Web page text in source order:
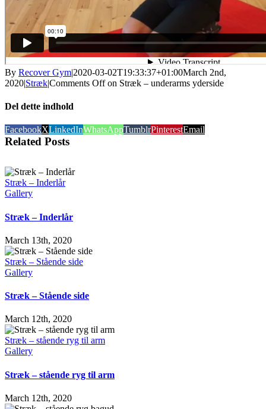
By Recover Gym|2020-03-02T19:33:37+01:00March 2nd,
2020|Stræk|Comments Offon Stræk – underarms yderside
Del dette indhold
FacebookXLinkedInWhatsAppTumblrPinterestEmail
Related Posts
Stræk – Inderlår
Gallery
Stræk – Inderlår
March 13th, 2020
Stræk – Stående side
Gallery
Stræk – Stående side
March 12th, 2020
Stræk – stående ryg til arm
Gallery
Stræk – stående ryg til arm
March 12th, 2020